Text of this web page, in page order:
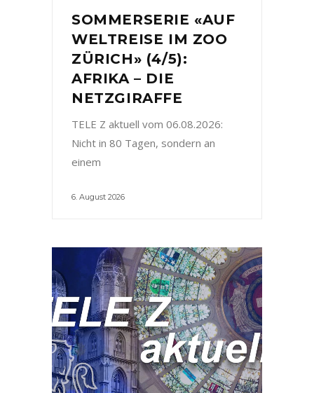
SOMMERSERIE «AUF
WELTREISE IM ZOO
ZÜRICH» (4/5):
AFRIKA – DIE
NETZGIRAFFE
TELE Z aktuell vom 06.08.2026:
Nicht in 80 Tagen, sondern an
einem
6. August 2026